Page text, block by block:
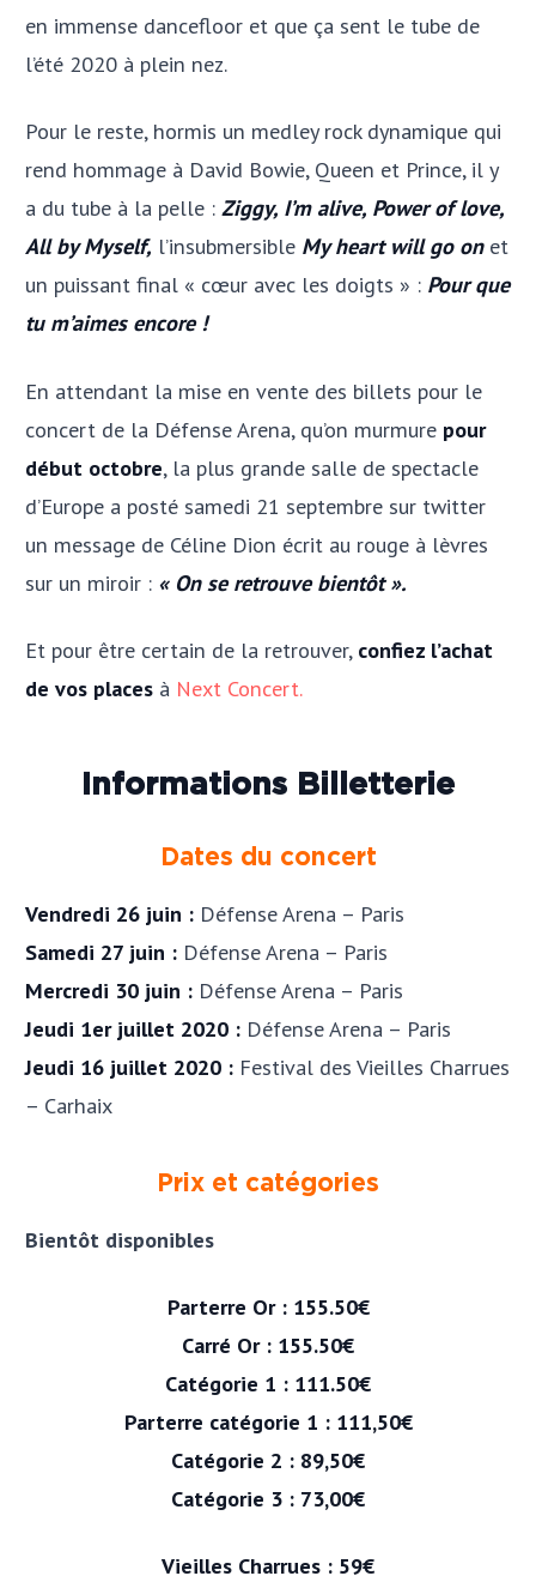
en immense dancefloor et que ça sent le tube de
l’été 2020 à plein nez.
Pour le reste, hormis un medley rock dynamique qui
rend hommage à David Bowie, Queen et Prince, il y
a du tube à la pelle : Ziggy, I’m alive, Power of love,
All by Myself, l’insubmersible My heart will go onet
un puissant final « cœur avec les doigts » : Pour que
tu m’aimes encore !
En attendant la mise en vente des billets pour le
concert de la Défense Arena, qu’on murmure pour
début octobre, la plus grande salle de spectacle
d’Europe a posté samedi 21 septembre sur twitter
un message de Céline Dion écrit au rouge à lèvres
sur un miroir : « On se retrouve bientôt ».
Et pour être certain de la retrouver, confiez l’achat
de vos places à Next Concert.
Informations Billetterie
Dates du concert
Vendredi 26 juin : Défense Arena – Paris
Samedi 27 juin : Défense Arena – Paris
Mercredi 30 juin : Défense Arena – Paris
Jeudi 1er juillet 2020 : Défense Arena – Paris
Jeudi 16 juillet 2020 : Festival des Vieilles Charrues
– Carhaix
Prix et catégories
Bientôt disponibles
Parterre Or : 155.50€
Carré Or : 155.50€
Catégorie 1 : 111.50€
Parterre catégorie 1 : 111,50€
Catégorie 2 : 89,50€
Catégorie 3 : 73,00€
Vieilles Charrues : 59€